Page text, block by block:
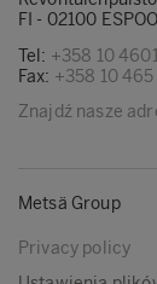
FI - 02100 ESPOO
Tel: +358 10
Fax: +358 10
Znajdź nasze
Metsä Group
Privacy policy